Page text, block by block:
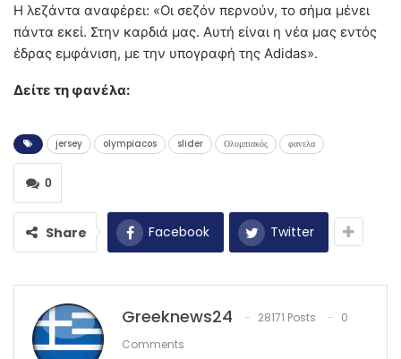
Η λεζάντα αναφέρει: «Οι σεζόν περνούν, το σήμα μένει
πάντα εκεί. Στην καρδιά μας. Αυτή είναι η νέα μας εντός
έδρας εμφάνιση, με την υπογραφή της Adidas».
Δείτε τη φανέλα:
jersey olympiacos slider Ολυμπιακός φανελα
0
Share Facebook Twitter
Greeknews24 28171 Posts
0
Comments